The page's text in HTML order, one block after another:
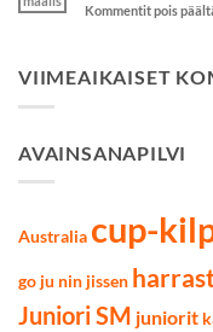
Kommentit pois
VIIMEAIKAISET
AVAINSANAPILVI
Australia cup-
go ju nin jissen
Juniori SM juniorit